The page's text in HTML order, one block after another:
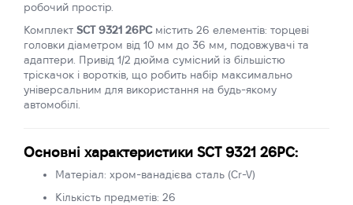
робочий простір.
Комплект SCT 9321 26PCмістить 26 елементів: торцеві
головки діаметром від 10 мм до 36 мм, подовжувачі та
адаптери. Привід 1/2 дюйма сумісний із більшістю
тріскачок і воротків, що робить набір максимально
універсальним для використання на будь-якому
автомобілі.
Основні характеристики SCT 9321 26PC:
Матеріал: хром-ванадієва сталь (Cr-V)
Кількість предметів: 26